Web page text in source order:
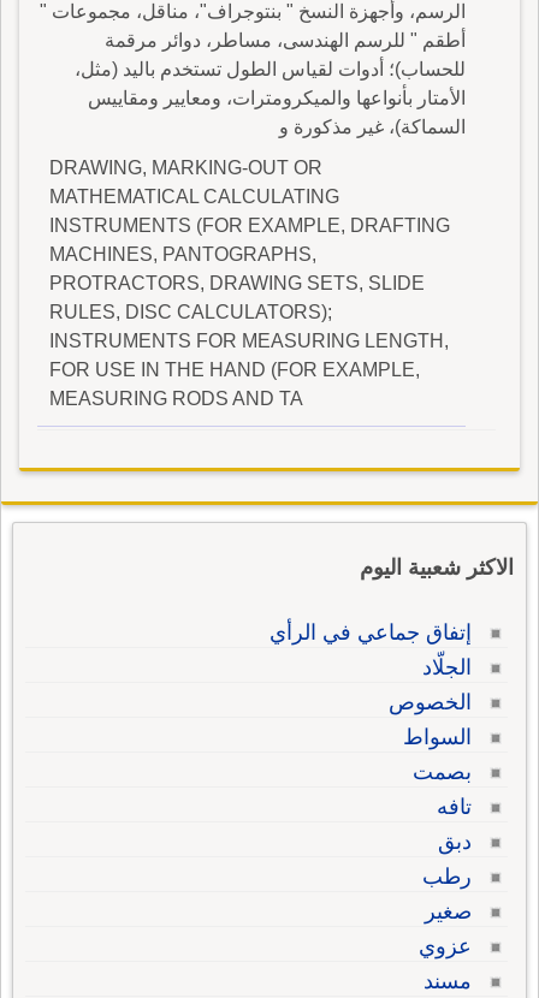
الرسم، وأجهزة النسخ " بنتوجراف"، مناقل، مجموعات "
أطقم " للرسم الهندسى، مساطر، دوائر مرقمة
للحساب)؛ أدوات لقياس الطول تستخدم باليد (مثل،
الأمتار بأنواعها والميكرومترات، ومعايير ومقاييس
السماكة)، غير مذكورة و
DRAWING, MARKING-OUT OR
MATHEMATICAL CALCULATING
INSTRUMENTS (FOR EXAMPLE, DRAFTING
MACHINES, PANTOGRAPHS,
PROTRACTORS, DRAWING SETS, SLIDE
RULES, DISC CALCULATORS);
INSTRUMENTS FOR MEASURING LENGTH,
FOR USE IN THE HAND (FOR EXAMPLE,
MEASURING RODS AND TA
الاكثر شعبية اليوم
إتفاق جماعي في الرأي
الجلّاد
الخصوص
السواط
بصمت
تافه
دبق
رطب
صغير
عزوي
مسند